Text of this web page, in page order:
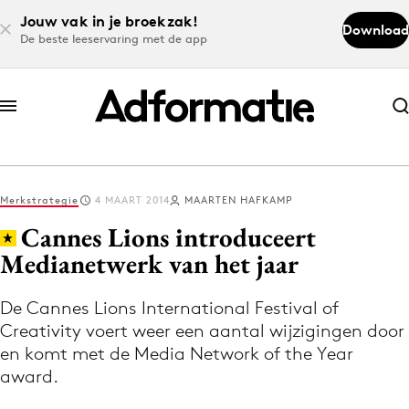
Jouw vak in je broekzak!
De beste leeservaring met de app
Download
Abonneer nu
Abonneer nu
Log in
Download de app
Volg het laatste nieuws via de Adformatie
Nieuws app
Merkstrategie 4 MAART 2014 MAARTEN HAFKAMP
Cannes Lions introduceert
Medianetwerk van het jaar
De Cannes Lions International Festival of
Creativity voert weer een aantal wijzigingen door
en komt met de Media Network of the Year
award.